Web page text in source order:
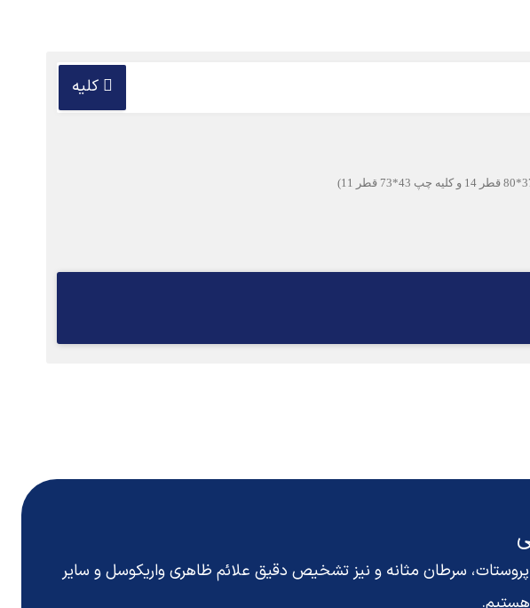
کلیه
پروستات، سرطان مثانه و نیز تشخیص دقیق علائم ظاهری واریکوسلو سایر